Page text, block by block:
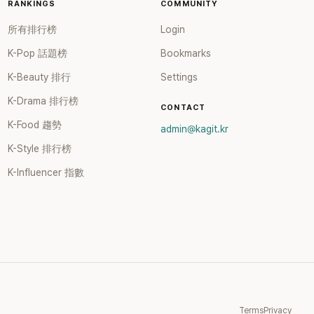
RANKINGS
所有排行榜
K-Pop 話題榜
K-Beauty 排行
K-Drama 排行榜
K-Food 趨勢
K-Style 排行榜
K-Influencer 指數
COMMUNITY
Login
Bookmarks
Settings
CONTACT
admin@kagit.kr
TermsPrivacy